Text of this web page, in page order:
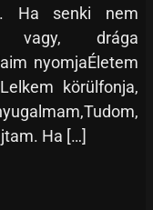
Ha senki nem
vagy, drága
nyomjaÉletem
körülfonja,
Ha […]